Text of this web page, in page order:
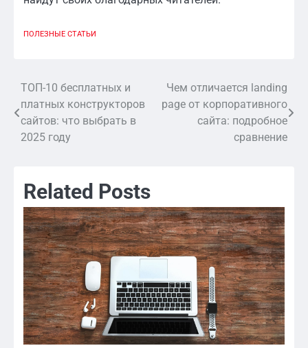
ПОЛЕЗНЫЕ СТАТЬИ
Навигация
по
записям
ТОП-10 бесплатных и
платных конструкторов
сайтов: что выбрать в
2025 году
Чем отличается landing
page от корпоративного
сайта: подробное
сравнение
Related Posts